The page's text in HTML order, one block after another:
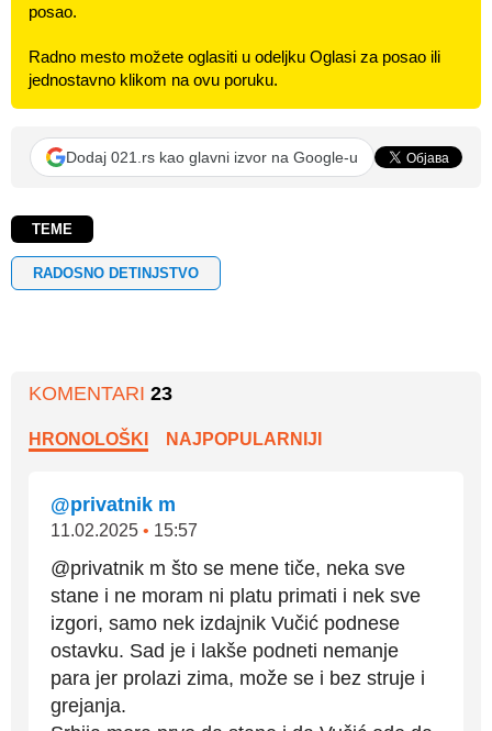
posao.
Radno mesto možete oglasiti u odeljku Oglasi za posao ili
jednostavno klikom na ovu poruku.
Dodaj 021.rs kao glavni izvor na Google-u
TEME
RADOSNO DETINJSTVO
KOMENTARI 23
HRONOLOŠKI NAJPOPULARNIJI
@privatnik m
11.02.2025 • 15:57
@privatnik m što se mene tiče, neka sve
stane i ne moram ni platu primati i nek sve
izgori, samo nek izdajnik Vučić podnese
ostavku. Sad je i lakše podneti nemanje
para jer prolazi zima, može se i bez struje i
grejanja.